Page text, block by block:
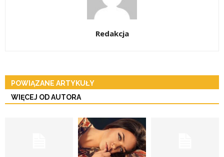
Redakcja
POWIĄZANE ARTYKUŁY
WIĘCEJ OD AUTORA